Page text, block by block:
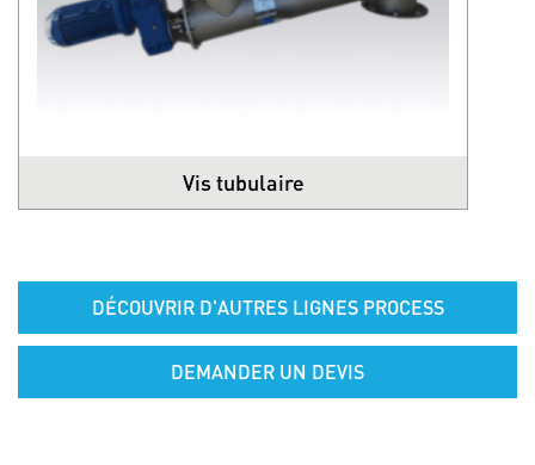
Vis tubulaire
DÉCOUVRIR D'AUTRES LIGNES PROCESS
DEMANDER UN DEVIS